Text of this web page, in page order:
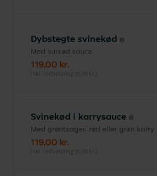
Dybstegte svinekød
Med sursød sauce
119,00 kr.
inkl. indbetaling (0,00 kr.)
Svinekød i karrysauce
Med grøntsager, rød eller grøn karry
119,00 kr.
inkl. indbetaling (0,00 kr.)